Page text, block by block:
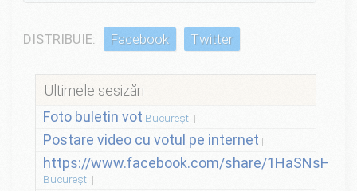
DISTRIBUIE: Facebook Twitter
Ultimele sesizări
Foto buletin vot București
Postare video cu votul pe internet
https://www.facebook.com/share/
București